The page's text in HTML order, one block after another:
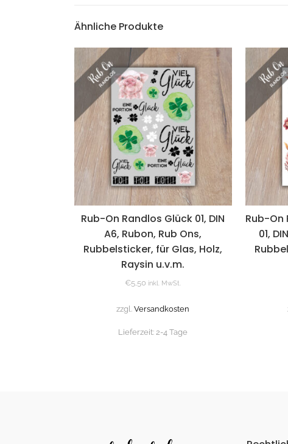
Ähnliche Produkte
Rub-On Randlos Glück 01, DIN
A6, Rubon, Rub Ons,
Rubbelsticker, für Glas, Holz,
Raysin u.v.m.
€5,50 inkl. MwSt.
zzgl.Versandkosten
Lieferzeit: 2-4 Tage
Rub-On
01,